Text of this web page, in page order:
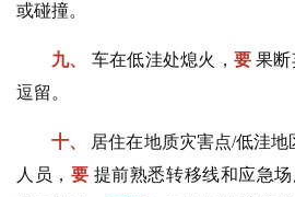
或碰撞。
九、 车在低洼处熄火， 要 果断
逗留。
十、
居住在地质灾害点/低洼
人员， 要 提前熟悉转移线和应急